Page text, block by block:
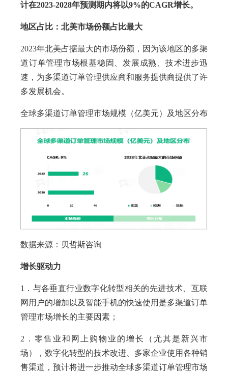
计在2023-2028年预测期内将以9%的CAGR增长。
地区占比：北美市场份额占比最大
2023年北美占据最大的市场份额，因为该地区的多渠
道订单管理市场根基稳固、发展成熟、技术进步迅
速，为多渠道订单管理供应商和服务提供商提供了许
多发展机会。
全球多渠道订单管理市场规模（亿美元）及地区分布
数据来源：贝哲斯咨询
增长驱动力
1．与各垂直行业数字化转型相关的先进技术、互联
网用户的增加以及智能手机的快速使用是多渠道订单
管理市场增长的主要因素；
2．零售业和网上购物业的增长（尤其是新兴市
场），数字化转型的技术改进、多家企业使用各种销
售渠道，预计将进一步推动全球多渠道订单管理市场